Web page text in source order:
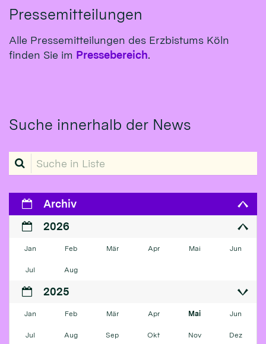
Pressemitteilungen
Alle Pressemitteilungen des Erzbistums Köln
finden Sie im Pressebereich.
Suche innerhalb der News
Suche in Liste
Archiv
2026
Jan Feb Mär Apr Mai Jun
Jul Aug
2025
Jan Feb Mär Apr Mai Jun
Jul Aug Sep Okt Nov Dez